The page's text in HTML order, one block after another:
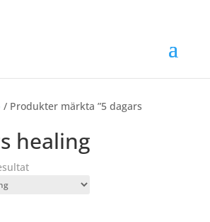
/ Produkter märkta ”5 dagars
healing